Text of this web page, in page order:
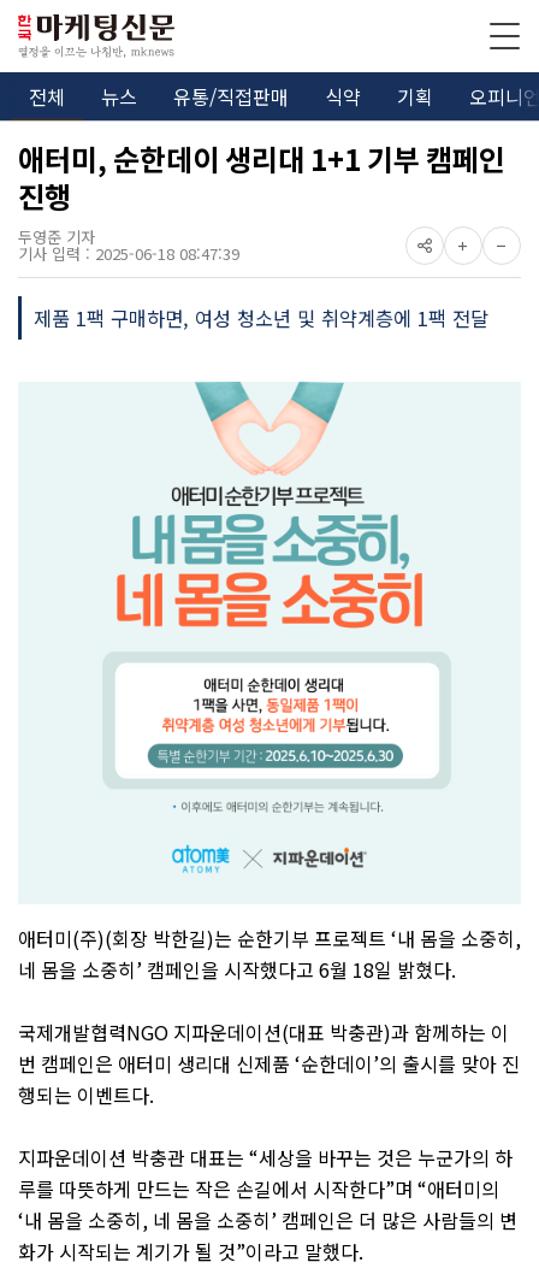
전체 뉴스 유통/직접판매 식약 기획 오피니
애터미, 순한데이 생리대 1+1 기부 캠페인
진행
두영준 기자
기사 입력 : 2025-06-18 08:47:39
제품 1팩 구매하면, 여성 청소년 및 취약계층에 1팩 전달
애터미(주)(회장 박한길)는 순한기부 프로젝트 ‘내 몸을 소중히,
네 몸을 소중히’ 캠페인을 시작했다고 6월 18일 밝혔다.
국제개발협력NGO 지파운데이션(대표 박충관)과 함께하는 이
번 캠페인은 애터미 생리대 신제품 ‘순한데이’의 출시를 맞아 진
행되는 이벤트다.
지파운데이션 박충관 대표는 “세상을 바꾸는 것은 누군가의 하
루를 따뜻하게 만드는 작은 손길에서 시작한다”며 “애터미의
‘내 몸을 소중히, 네 몸을 소중히’ 캠페인은 더 많은 사람들의 변
화가 시작되는 계기가 될 것”이라고 말했다.